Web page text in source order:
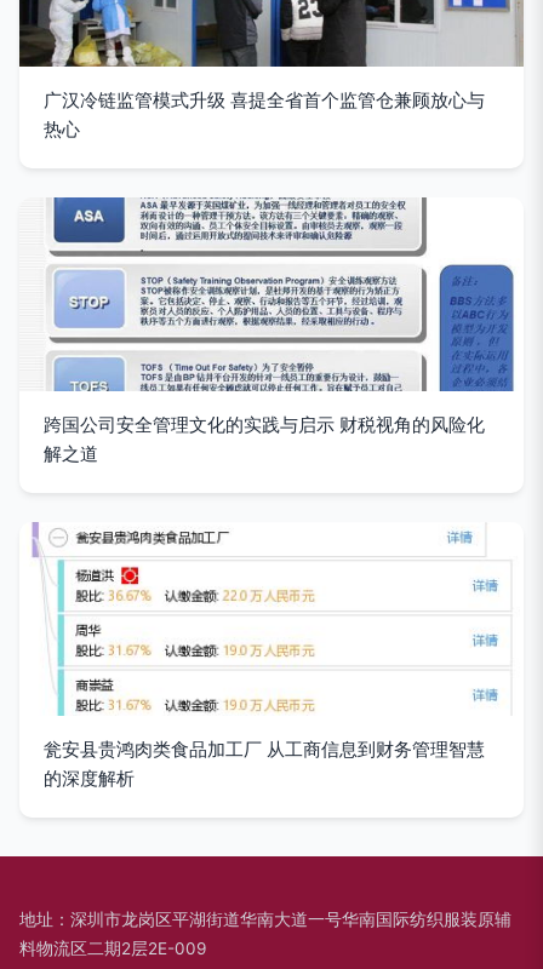
广汉冷链监管模式升级 喜提全省首个监管仓兼顾放心与
热心
跨国公司安全管理文化的实践与启示 财税视角的风险化
解之道
瓮安县贵鸿肉类食品加工厂 从工商信息到财务管理智慧
的深度解析
地址：深圳市龙岗区平湖街道华南大道一号华南国际纺织服装原辅
料物流区二期2层2E-009